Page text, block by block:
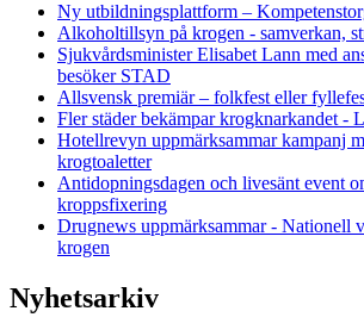
Ny utbildningsplattform –
Alkoholtillsyn på krogen - samverkan,
Sjukvårdsminister Elisabet Lann med
besöker STAD
Allsvensk premiär – folkfest eller
Fler städer bekämpar krogknarkandet -
Hotellrevyn uppmärksammar kampanj
krogtoaletter
Antidopningsdagen och livesänt event
kroppsfixering
Drugnews uppmärksammar - Nationell
krogen
Nyhetsarkiv